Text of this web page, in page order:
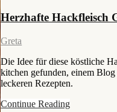
Herzhafte Hackfleisch
Greta
Die Idee für diese köstliche
kitchen gefunden, einem
leckeren Rezepten.
Continue Reading